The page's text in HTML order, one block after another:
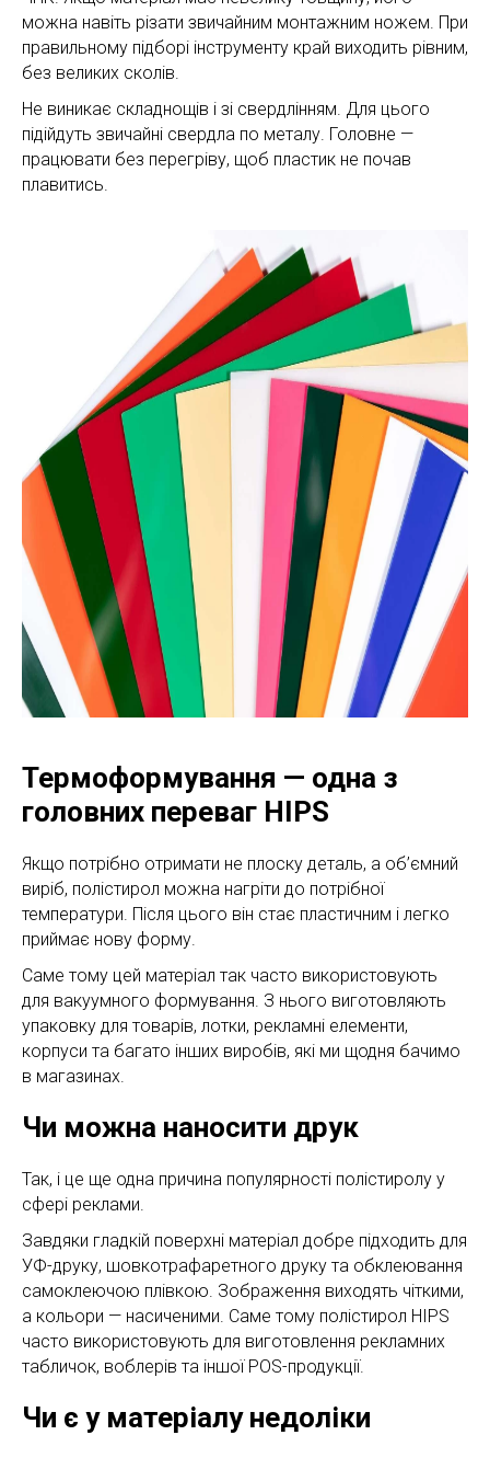
можна навіть різати звичайним монтажним ножем. При
правильному підборі інструменту край виходить рівним,
без великих сколів.
Не виникає складнощів і зі свердлінням. Для цього
підійдуть звичайні свердла по металу. Головне —
працювати без перегріву, щоб пластик не почав
плавитись.
Термоформування — одна з
головних переваг HIPS
Якщо потрібно отримати не плоску деталь, а об’ємний
виріб, полістирол можна нагріти до потрібної
температури. Після цього він стає пластичним і легко
приймає нову форму.
Саме тому цей матеріал так часто використовують
для вакуумного формування. З нього виготовляють
упаковку для товарів, лотки, рекламні елементи,
корпуси та багато інших виробів, які ми щодня бачимо
в магазинах.
Чи можна наносити друк
Так, і це ще одна причина популярності полістиролу у
сфері реклами.
Завдяки гладкій поверхні матеріал добре підходить для
УФ-друку, шовкотрафаретного друку та обклеювання
самоклеючою плівкою. Зображення виходять чіткими,
а кольори — насиченими. Саме тому полістирол HIPS
часто використовують для виготовлення рекламних
табличок, воблерів та іншої POS-продукції.
Чи є у матеріалу недоліки